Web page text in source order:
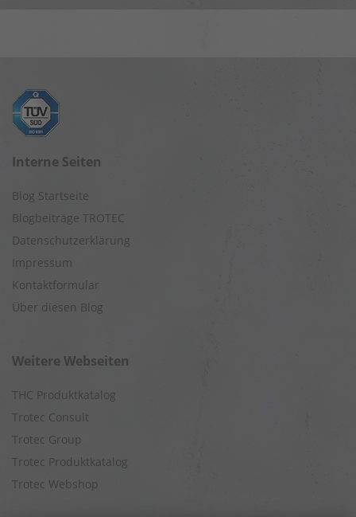
Interne Seiten
Blog Startseite
Blogbeiträge TROTEC
Datenschutzerklärung
Impressum
Kontaktformular
Über diesen Blog
Weitere Webseiten
THC Produktkatalog
Trotec Consult
Trotec Group
Trotec Produktkatalog
Trotec Webshop